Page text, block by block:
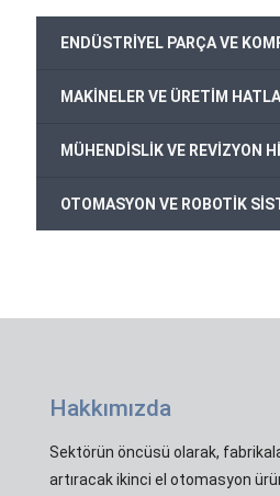
ENDÜSTRİYEL PARÇA VE
MAKİNELER VE ÜRETİM
MÜHENDİSLİK VE REVİZYON
OTOMASYON VE ROBOTİK
Hakkımızda
Sektörün öncüsü olarak,
artıracak ikinci el otomasyon